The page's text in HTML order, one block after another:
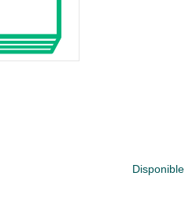
Disponible